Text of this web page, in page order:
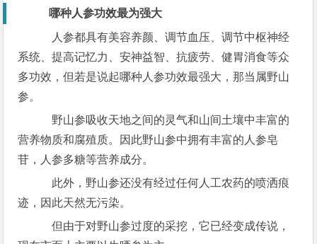
哪种人参功效最为强大
人参都具有美容养颜、调节血压、调节中枢神经
系统、提高记忆力、安神益智、抗疲劳、健胃消食等众
多功效，但若是说起哪种人参功效最强大，那当属野山
参。
野山参吸收天地之间的灵气和山间土壤中丰富的
营养物质和腐殖质。因此野山参中拥有丰富的人参皂
苷，人参多糖等营养成分。
此外，野山参还没有经过任何人工农药的喷洒痕
迹，因此天然无污染。
但由于对野山参过度的采挖，它已经变成传说，